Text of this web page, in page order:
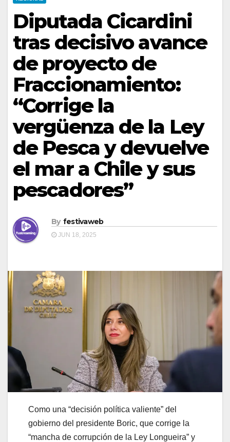
Diputada Cicardini
tras decisivo avance
de proyecto de
Fraccionamiento:
“Corrige la
vergüenza de la Ley
de Pesca y devuelve
el mar a Chile y sus
pescadores”
By festivaweb
JUN 18, 2025
Como una “decisión política valiente” del
gobierno del presidente Boric, que corrige la
“mancha de corrupción de la Ley Longueira” y